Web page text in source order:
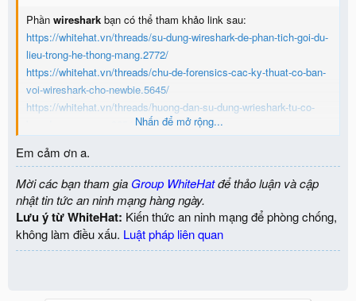
Phần wireshark bạn có thể tham khảo link sau:
https://whitehat.vn/threads/su-dung-wireshark-de-phan-tich-goi-du-
lieu-trong-he-thong-mang.2772/
https://whitehat.vn/threads/chu-de-forensics-cac-ky-thuat-co-ban-
voi-wireshark-cho-newbie.5645/
https://whitehat.vn/threads/huong-dan-su-dung-wrieshark-tu-co-
ban-den-nang-cao.3354/Nhấn để mở rộng...
Em cảm ơn a.
Mời các bạn tham gia Group WhiteHatđể thảo luận và cập
nhật tin tức an ninh mạng hàng ngày.
Lưu ý từ WhiteHat: Kiến thức an ninh mạng để phòng chống,
không làm điều xấu. Luật pháp liên quan